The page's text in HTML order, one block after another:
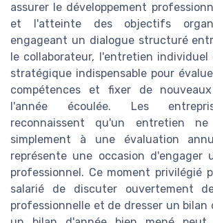
assurer le développement
et l'atteinte des objectifs
engageant un dialogue structuré
le collaborateur, l'entretien
stratégique indispensable pour
compétences et fixer de
l'année écoulée. Les
reconnaissent qu'un entretien
simplement à une évaluation
représente une occasion d'engager
professionnel. Ce moment privilégié
salarié de discuter ouvertement
professionnelle et de dresser un bilan